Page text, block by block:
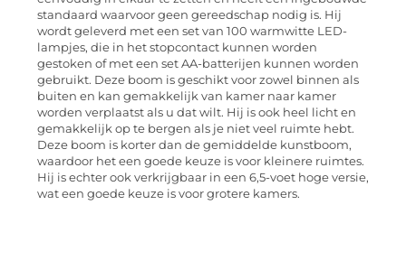
standaard waarvoor geen gereedschap nodig is. Hij
wordt geleverd met een set van 100 warmwitte LED-
lampjes, die in het stopcontact kunnen worden
gestoken of met een set AA-batterijen kunnen worden
gebruikt. Deze boom is geschikt voor zowel binnen als
buiten en kan gemakkelijk van kamer naar kamer
worden verplaatst als u dat wilt. Hij is ook heel licht en
gemakkelijk op te bergen als je niet veel ruimte hebt.
Deze boom is korter dan de gemiddelde kunstboom,
waardoor het een goede keuze is voor kleinere ruimtes.
Hij is echter ook verkrijgbaar in een 6,5-voet hoge versie,
wat een goede keuze is voor grotere kamers.